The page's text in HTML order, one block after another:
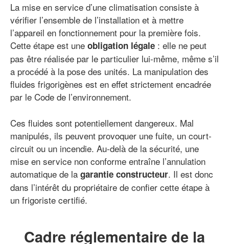
La mise en service d’une climatisation consiste à
vérifier l’ensemble de l’installation et à mettre
l’appareil en fonctionnement pour la première fois.
Cette étape est une obligation légale : elle ne peut
pas être réalisée par le particulier lui-même, même s’il
a procédé à la pose des unités. La manipulation des
fluides frigorigènes est en effet strictement encadrée
par le Code de l’environnement.
Ces fluides sont potentiellement dangereux. Mal
manipulés, ils peuvent provoquer une fuite, un court-
circuit ou un incendie. Au-delà de la sécurité, une
mise en service non conforme entraîne l’annulation
automatique de la garantie constructeur. Il est donc
dans l’intérêt du propriétaire de confier cette étape à
un frigoriste certifié.
Cadre réglementaire de la